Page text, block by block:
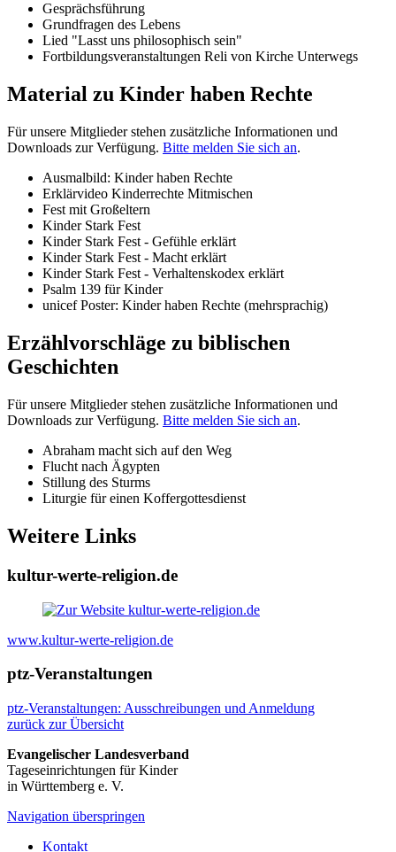
Gesprächsführung
Grundfragen des Lebens
Lied "Lasst uns philosophisch sein"
Fortbildungsveranstaltungen Reli von Kirche Unterwegs
Material zu Kinder haben Rechte
Für unsere Mitglieder stehen zusätzliche Informationen und
Downloads zur Verfügung. Bitte melden Sie sich an.
Ausmalbild: Kinder haben Rechte
Erklärvideo Kinderrechte Mitmischen
Fest mit Großeltern
Kinder Stark Fest
Kinder Stark Fest - Gefühle erklärt
Kinder Stark Fest - Macht erklärt
Kinder Stark Fest - Verhaltenskodex erklärt
Psalm 139 für Kinder
unicef Poster: Kinder haben Rechte (mehrsprachig)
Erzählvorschläge zu biblischen
Geschichten
Für unsere Mitglieder stehen zusätzliche Informationen und
Downloads zur Verfügung. Bitte melden Sie sich an.
Abraham macht sich auf den Weg
Flucht nach Ägypten
Stillung des Sturms
Liturgie für einen Koffergottesdienst
Weitere Links
kultur-werte-religion.de
www.kultur-werte-religion.de
ptz-Veranstaltungen
ptz-Veranstaltungen: Ausschreibungen und Anmeldung
zurück zur Übersicht
Evangelischer Landesverband
Tageseinrichtungen für Kinder
in Württemberg e. V.
Navigation überspringen
Kontakt